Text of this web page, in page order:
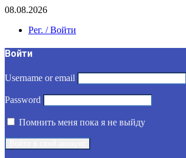
08.08.2026
Рег. / Войти
Войти
Username or email
Password
Помнить меня пока я не выйду